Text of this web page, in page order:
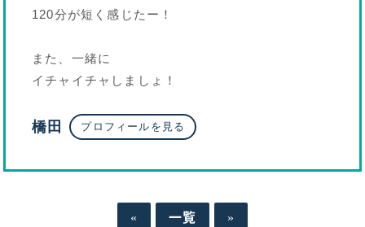
120分が短く感じたー！
また、一緒に
イチャイチャしましょ！
橋田 プロフィールを見る
« 一覧 »